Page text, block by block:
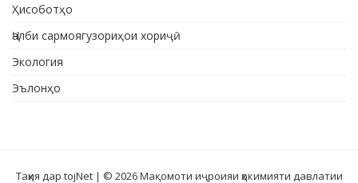
Ҳисоботҳо
Ҷалби сармоягузориҳои хориҷӣ
Экология
Эълонҳо
Таҳия дар tojNet | © 2026 Мақомоти иҷроияи ҳокимияти давлатии